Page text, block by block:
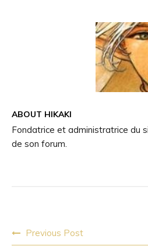
ABOUT HIKAKI
Fondatrice et administratrice du
de son forum.
navigation
Previous Post